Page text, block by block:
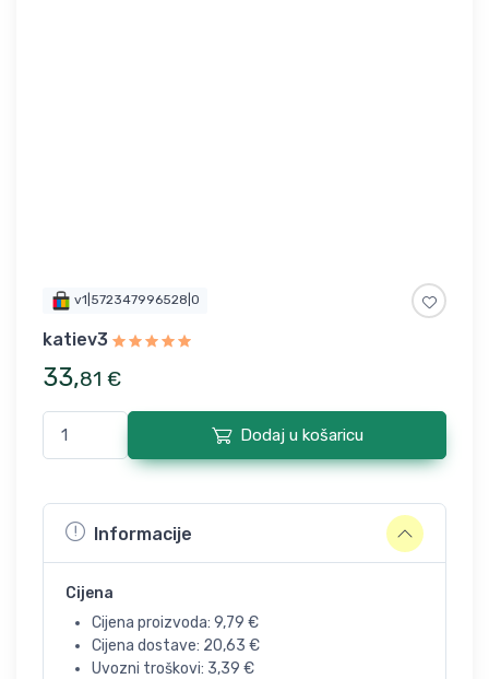
v1|572347996528|0
katiev3
33,81 €
Dodaj u košaricu
Informacije
Cijena
Cijena proizvoda: 9,79 €
Cijena dostave: 20,63 €
Uvozni troškovi: 3,39 €